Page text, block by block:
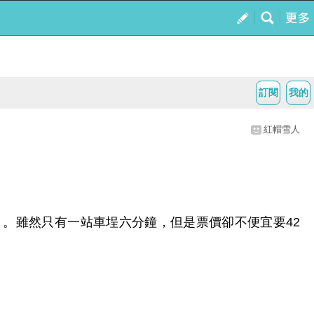
我的
訂閱
紅帽雪人
雖然只有一站車埕六分鐘，但是票價卻不便宜要42